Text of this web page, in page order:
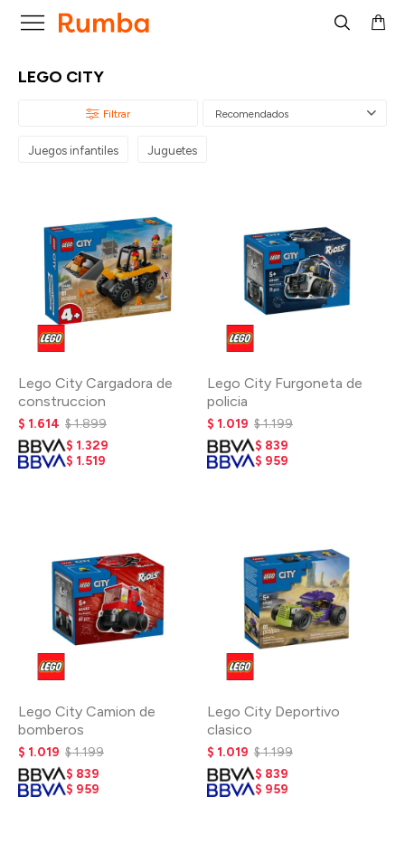

LEGO CITY
Recomendados
Juegos infantiles Juguetes
Lego City Cargadora de
construccion
$ 1.614 $1.899
$ 1.329
$ 1.519
Lego City Furgoneta de
policia
$ 1.019 $1.199
$ 839
$ 959
Lego City Camion de
bomberos
$ 1.019 $1.199
$ 839
$ 959
Lego City Deportivo
clasico
$ 1.019 $1.199
$ 839
$ 959